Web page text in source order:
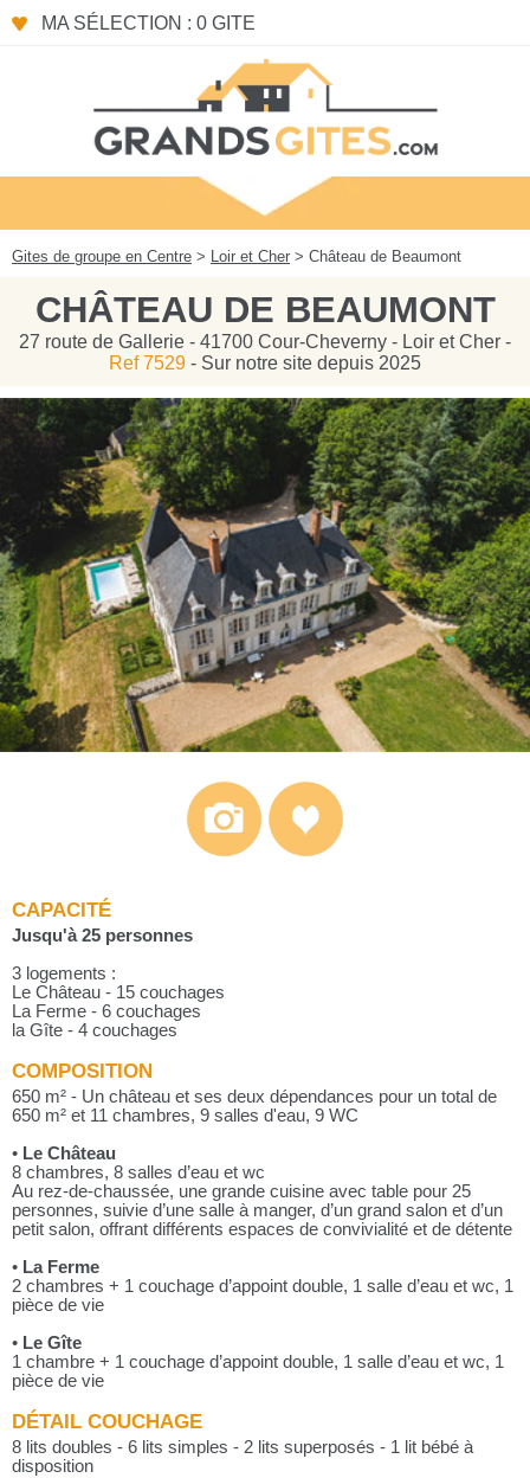
MA SÉLECTION : 0 GITE
Gites de groupe en Centre > Loir et Cher > Château de Beaumont
CHÂTEAU DE BEAUMONT
27 route de Gallerie - 41700 Cour-Cheverny - Loir et Cher -
Ref 7529 - Sur notre site depuis 2025
CAPACITÉ
Jusqu'à 25 personnes
3 logements :
Le Château - 15 couchages
La Ferme - 6 couchages
la Gîte - 4 couchages
COMPOSITION
650 m² - Un château et ses deux dépendances pour un total de
650 m² et 11 chambres, 9 salles d'eau, 9 WC
• Le Château
8 chambres, 8 salles d’eau et wc
Au rez-de-chaussée, une grande cuisine avec table pour 25
personnes, suivie d’une salle à manger, d’un grand salon et d’un
petit salon, offrant différents espaces de convivialité et de détente
• La Ferme
2 chambres + 1 couchage d’appoint double, 1 salle d’eau et wc, 1
pièce de vie
• Le Gîte
1 chambre + 1 couchage d’appoint double, 1 salle d’eau et wc, 1
pièce de vie
DÉTAIL COUCHAGE
8 lits doubles - 6 lits simples - 2 lits superposés - 1 lit bébé à
disposition
Panneau de gestion des cookies